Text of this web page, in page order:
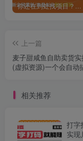
你还在到处找项目？还在当韭菜？我靠卖项目一个月收入5万+，曾经我也是个失败者。
上一篇
麦子甜咸鱼自助卖货
(虚拟资源)一个会自动
相关推荐
打字
实现